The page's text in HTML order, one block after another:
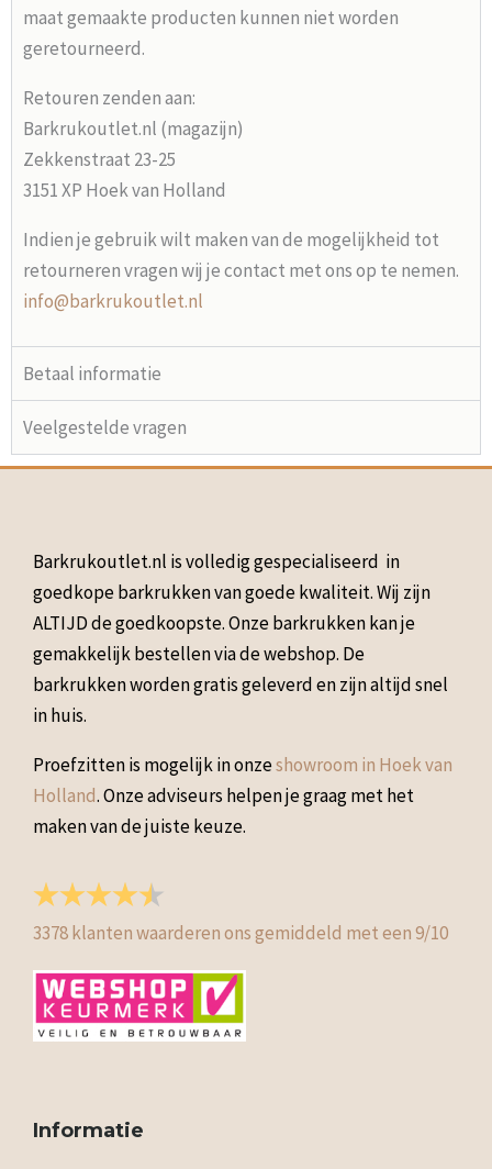
maat gemaakte producten kunnen niet worden
geretourneerd.
Retouren zenden aan:
Barkrukoutlet.nl (magazijn)
Zekkenstraat 23-25
3151 XP Hoek van Holland
Indien je gebruik wilt maken van de mogelijkheid tot
retourneren vragen wij je contact met ons op te nemen.
info@barkrukoutlet.nl
Betaal informatie
Veelgestelde vragen
Barkrukoutlet.nl is volledig gespecialiseerd in
goedkope barkrukken van goede kwaliteit. Wij zijn
ALTIJD de goedkoopste. Onze barkrukken kan je
gemakkelijk bestellen via de webshop. De
barkrukken worden gratis geleverd en zijn altijd snel
in huis.
Proefzitten is mogelijk in onzeshowroom in Hoek van
Holland. Onze adviseurs helpen je graag met het
maken van de juiste keuze.
3378klanten waarderen ons gemiddeld met een9/10
Informatie